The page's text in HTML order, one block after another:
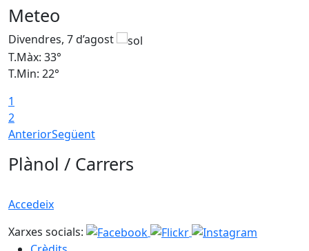
Meteo
Divendres, 7 d’agost
T.Màx: 33°
T.Min: 22°
1
2
AnteriorSegüent
Plànol / Carrers
Accedeix
Xarxes socials: